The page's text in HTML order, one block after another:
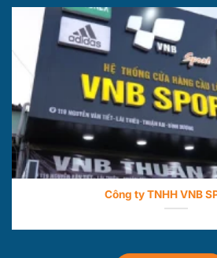
Công ty TNHH VNB